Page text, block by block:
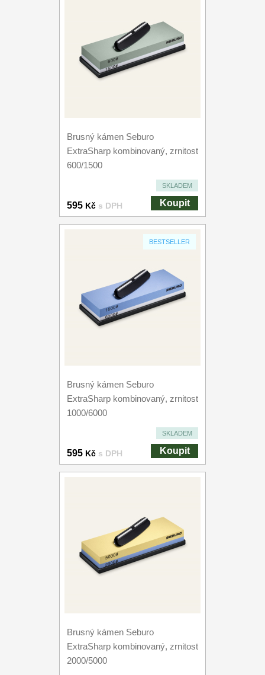
Brusný kámen Seburo
ExtraSharp kombinovaný, zrnitost
600/1500
SKLADEM
595 Kč s DPH Koupit
BESTSELLER
Brusný kámen Seburo
ExtraSharp kombinovaný, zrnitost
1000/6000
SKLADEM
595 Kč s DPH Koupit
Brusný kámen Seburo
ExtraSharp kombinovaný, zrnitost
2000/5000